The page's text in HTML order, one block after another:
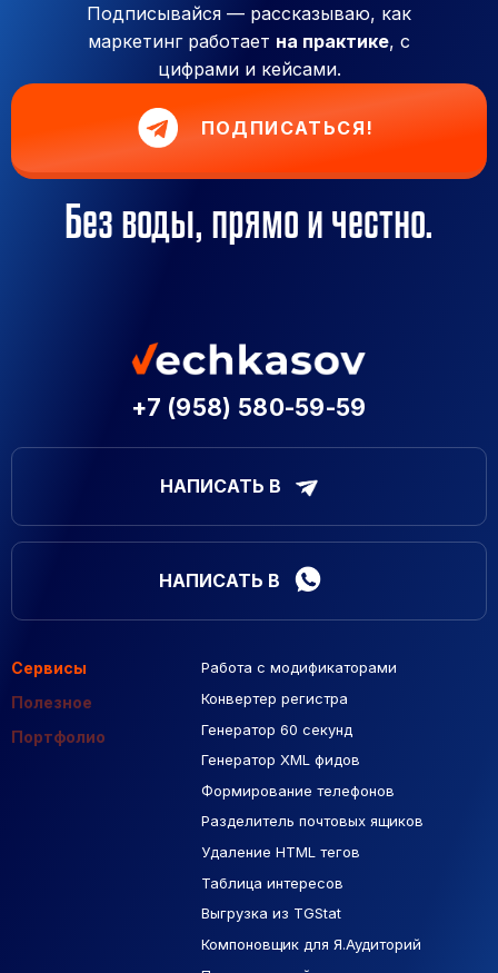
Подписывайся — рассказываю, как
маркетинг работает на практике, с
цифрами и кейсами.
ПОДПИСАТЬСЯ!
Без воды, прямо и честно.
+7 (958) 580-59-59
НАПИСАТЬ В
НАПИСАТЬ В
Сервисы
Полезное
Портфолио
Работа с модификаторами
Конвертер регистра
Генератор 60 секунд
Генератор XML фидов
Формирование телефонов
Разделитель почтовых ящиков
Удаление HTML тегов
Таблица интересов
Выгрузка из TGStat
Компоновщик для Я.Аудиторий
Подборка сайтов
Макеты Figma
База Яндекс Карты
РСЯ площадки
Созданные сайты
Контекстная реклама